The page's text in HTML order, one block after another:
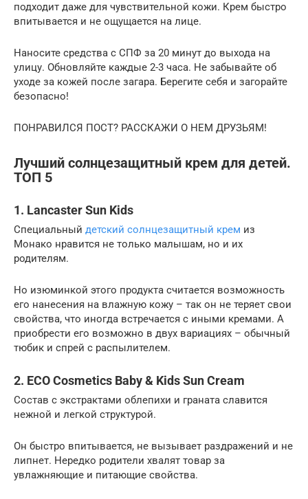
подходит даже для чувствительной кожи. Крем быстро
впитывается и не ощущается на лице.
Наносите средства с СПФ за 20 минут до выхода на
улицу. Обновляйте каждые 2-3 часа. Не забывайте об
уходе за кожей после загара. Берегите себя и загорайте
безопасно!
ПОНРАВИЛСЯ ПОСТ? РАССКАЖИ О НЕМ ДРУЗЬЯМ!
Лучший солнцезащитный крем для детей.
ТОП 5
1. Lancaster Sun Kids
Специальный детский солнцезащитный крем из
Монако нравится не только малышам, но и их
родителям.
Но изюминкой этого продукта считается возможность
его нанесения на влажную кожу – так он не теряет свои
свойства, что иногда встречается с иными кремами. А
приобрести его возможно в двух вариациях – обычный
тюбик и спрей с распылителем.
2. ECO Cosmetics Baby & Kids Sun Cream
Состав с экстрактами облепихи и граната славится
нежной и легкой структурой.
Он быстро впитывается, не вызывает раздражений и не
липнет. Нередко родители хвалят товар за
увлажняющие и питающие свойства.